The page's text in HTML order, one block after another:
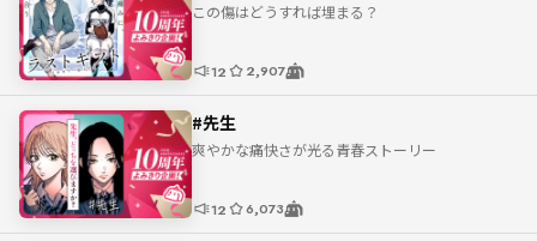
この傷はどうすれば埋まる？
12 2,907
#先生
爽やかな痛快さが光る青春ストーリー
12 6,073